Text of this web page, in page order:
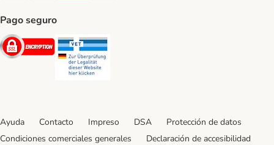
Pago seguro
Security
Ayuda Contacto Impreso DSA
Protección de datos
Condiciones comerciales generales
Declaración de accesibilidad